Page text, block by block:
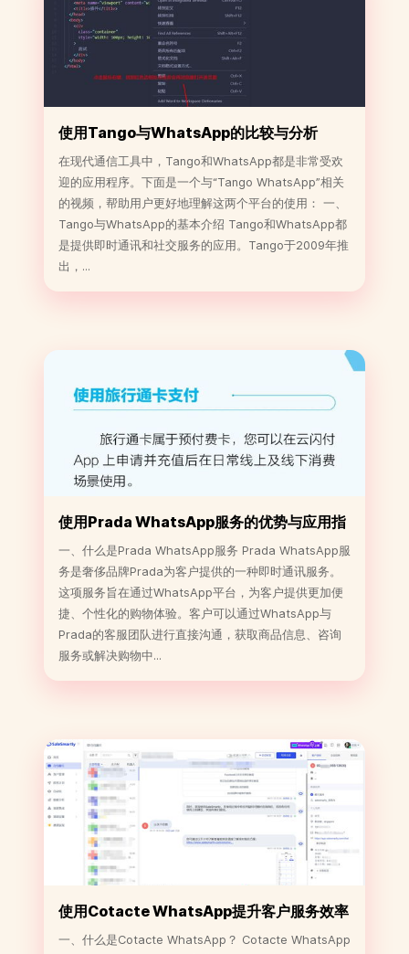
使用Tango与WhatsApp的比较与分析
在现代通信工具中，Tango和WhatsApp都是非常受欢
迎的应用程序。下面是一个与“Tango WhatsApp”相关
的视频，帮助用户更好地理解这两个平台的使用： 一、
Tango与WhatsApp的基本介绍 Tango和WhatsApp都
是提供即时通讯和社交服务的应用。Tango于2009年推
出，...
使用Prada WhatsApp服务的优势与应用指
一、什么是Prada WhatsApp服务 Prada WhatsApp服
务是奢侈品牌Prada为客户提供的一种即时通讯服务。
这项服务旨在通过WhatsApp平台，为客户提供更加便
捷、个性化的购物体验。客户可以通过WhatsApp与
Prada的客服团队进行直接沟通，获取商品信息、咨询
服务或解决购物中...
使用Cotacte WhatsApp提升客户服务效率
的方法
一、什么是Cotacte WhatsApp？ Cotacte WhatsApp